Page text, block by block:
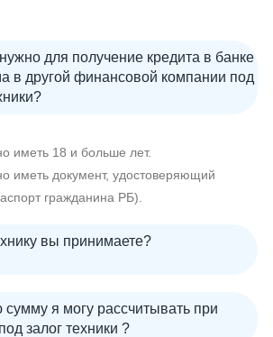
для получение кредита в банке
в другой финансовой компании под
иметь 18 и больше лет.
иметь документ, удостоверяющий
гражданина РБ).
вы принимаете?
сумму я могу рассчитывать при
залог техники ?